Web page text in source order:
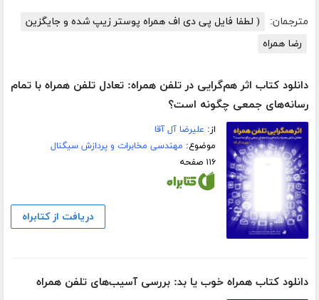
مترجمان:
( لطفا فایل پی دی اف همراه پوستر زیپ شده و جایگزین
رضا همراه
دانلود کتاب اثر هم‌گرایی در تلفن همراه: تعادل تلفن همراه با تمام
رسانه‌های جمعی چگونه است؟
از: علیرضا آل آقا
موضوع: مهندسی مخابرات و پردازش سیگنال
۱۱۶ صفحه
دریافت از کتابراه
دانلود کتاب همراه خوب یا بد: بررسی آسیب‌های تلفن همراه